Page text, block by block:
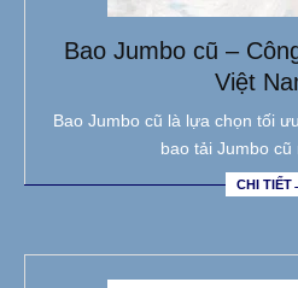
Bao Jumbo cũ –
Việt
Bao Jumbo cũ là lựa chọn tối
bao tải Jumbo cũ
CHI